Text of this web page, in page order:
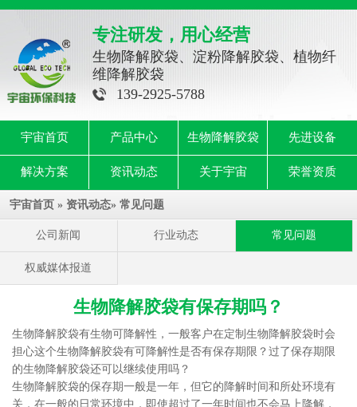
专注研发，用心经营
生物降解胶袋、淀粉降解胶袋、植物纤
维降解胶袋
139-2925-5788
宇宙首页 产品中心 生物降解胶袋 先进设备
解决方案 资讯动态 关于宇宙 荣誉资质
宇宙首页 » 资讯动态» 常见问题
公司新闻 行业动态 常见问题
权威媒体报道
生物降解胶袋有保存期吗？
生物降解胶袋有生物可降解性，一般客户在定制生物降解胶袋时会
担心这个生物降解胶袋有可降解性是否有保存期限？过了保存期限
的生物降解胶袋还可以继续使用吗？
生物降解胶袋的保存期一般是一年，但它的降解时间和所处环境有
关，在一般的日常环境中，即使超过了一年时间也不会马上降解，